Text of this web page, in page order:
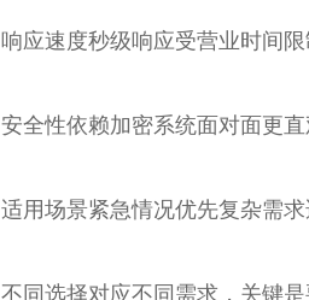
响应速度秒级响应受营业时间限
安全性依赖加密系统面对面更
适用场景紧急情况优先复杂需
不同选择对应不同需求，关键